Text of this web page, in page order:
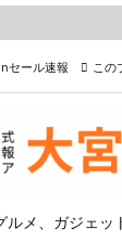
ルメ、ガジェッ
セール速報 この